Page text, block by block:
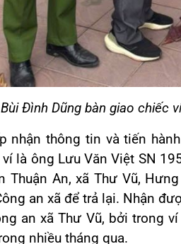
Đình Dũng bàn giao chiếc
thông tin và tiến hành
là ông Lưu Văn Việt SN
Thuận An, xã Thư Vũ,
an xã để trả lại. Nhận
an xã Thư Vũ, bởi trong
nhiều tháng qua.